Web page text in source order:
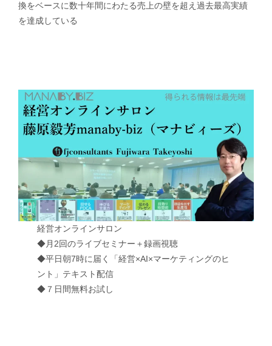
換をベースに数十年間にわたる売上の壁を超え過去最高実績
を達成している
経営オンラインサロン
◆月2回のライブセミナー＋録画視聴
◆平日朝7時に届く「経営×AI×マーケティングのヒ
ント」テキスト配信
◆７日間無料お試し